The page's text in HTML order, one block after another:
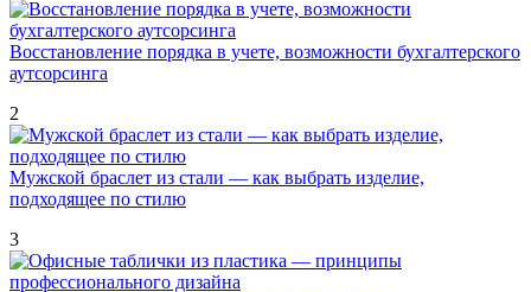
Восстановление порядка в учете, возможности бухгалтерского
аутсорсинга
2
Мужской браслет из стали — как выбрать изделие,
подходящее по стилю
3